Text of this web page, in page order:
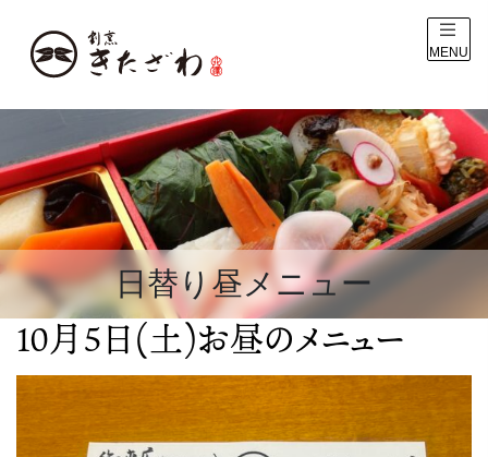
MENU
日替り昼メニュー
10月5日(土)お昼のメニュー